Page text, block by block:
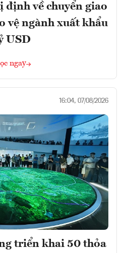
định về chuyển giao
vệ ngành xuất khẩu
USD
ngay
16:04, 07/08/2026
triển khai 50 thỏa